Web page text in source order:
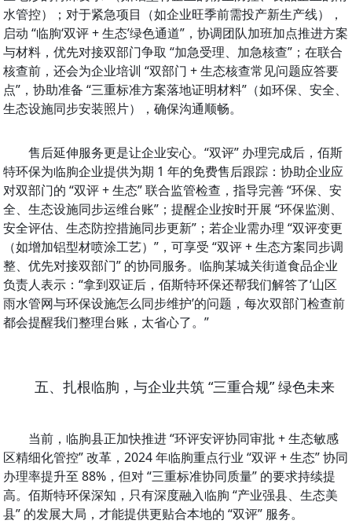
水管控）；对于紧急项目（如企业旺季前需投产新生产线），
启动 “临朐‘双评 + 生态’绿色通道”，协调团队加班加点推进方案
与材料，优先对接双部门争取 “加急受理、加急核查”；在联合
核查前，还会为企业培训 “双部门 + 生态核查常见问题应答要
点”，协助准备 “三重标准方案落地证明材料”（如环保、安全、
生态设施同步安装照片），确保沟通顺畅。
售后延伸服务更是让企业安心。“双评” 办理完成后，佰斯
特环保为临朐企业提供为期 1 年的免费售后跟踪：协助企业应
对双部门的 “双评 + 生态” 联合监管检查，指导完善 “环保、安
全、生态设施同步运维台账”；提醒企业按时开展 “环保监测、
安全评估、生态防控措施同步更新”；若企业需办理 “双评变更
（如增加铝型材喷涂工艺）”，可享受 “双评 + 生态方案同步调
整、优先对接双部门” 的协同服务。临朐某城关街道食品企业
负责人表示：“拿到双证后，佰斯特环保还帮我们解答了‘山区
雨水管网与环保设施怎么同步维护’的问题，每次双部门检查前
都会提醒我们整理台账，太省心了。”
五、扎根临朐，与企业共筑 “三重合规” 绿色未来
当前，临朐县正加快推进 “环评安评协同审批 + 生态敏感
区精细化管控” 改革，2024 年临朐重点行业 “双评 + 生态” 协同
办理率提升至 88%，但对 “三重标准协同质量” 的要求持续提
高。佰斯特环保深知，只有深度融入临朐 “产业强县、生态美
县” 的发展大局，才能提供更贴合本地的 “双评” 服务。